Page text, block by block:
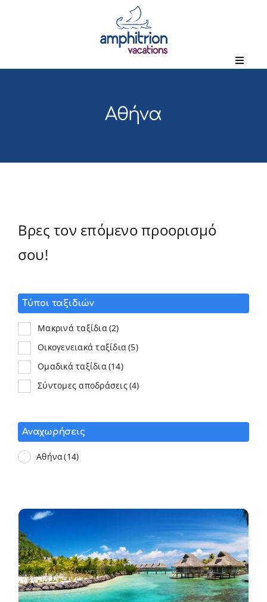
Αθήνα
Βρες τον επόμενο προορισμό
σου!
Τύποι ταξιδιών
Μακρινά ταξίδια (2)
Οικογενειακά ταξίδια (5)
Ομαδικά ταξίδια (14)
Σύντομες αποδράσεις(4)
Αναχωρήσεις
Αθήνα(14)